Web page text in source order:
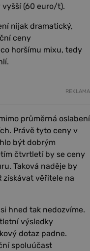
(60 euro/t).
nijak dramatický,
ceny
horšímu mixu, tedy
REKLAMA
průměrná oslabení
Právě tyto ceny v
být dobrým
čtvrtletí by se ceny
Taková naděje by
získávat věřitele na
hned tak nedozvíme.
výsledky
dotaz padne.
spoluúčast